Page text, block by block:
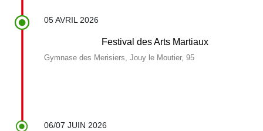
05 AVRIL 2026
Festival des Arts Martiaux
Gymnase des Merisiers, Jouy le Moutier, 95
06/07 JUIN 2026